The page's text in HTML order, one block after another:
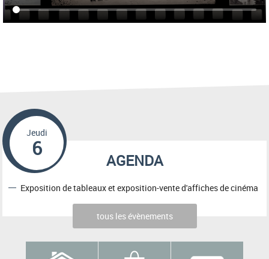
AGENDA
Jeudi
6
Exposition de tableaux et exposition-vente d'affiches de cinéma
tous les évènements